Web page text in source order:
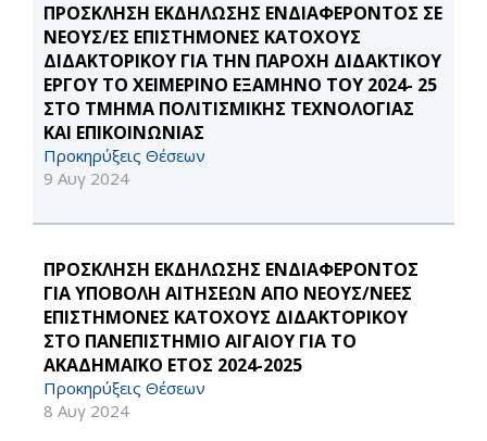
ΠΡΟΣΚΛΗΣΗ ΕΚΔΗΛΩΣΗΣ ΕΝΔΙΑΦΕΡΟΝΤΟΣ ΣΕ
ΝΕΟΥΣ/ΕΣ ΕΠΙΣΤΗΜΟΝΕΣ ΚΑΤΟΧΟΥΣ
ΔΙΔΑΚΤΟΡΙΚΟΥ ΓΙΑ ΤΗΝ ΠΑΡΟΧΗ ΔΙΔΑΚΤΙΚΟΥ
ΕΡΓΟΥ ΤΟ ΧΕΙΜΕΡΙΝΟ ΕΞΑΜΗΝΟ ΤΟΥ 2024- 25
ΣΤΟ ΤΜΗΜΑ ΠΟΛΙΤΙΣΜΙΚΗΣ ΤΕΧΝΟΛΟΓΙΑΣ
ΚΑΙ ΕΠΙΚΟΙΝΩΝΙΑΣ
Προκηρύξεις Θέσεων
9 Αυγ 2024
ΠΡΟΣΚΛΗΣΗ ΕΚΔΗΛΩΣΗΣ ΕΝΔΙΑΦΕΡΟΝΤΟΣ
ΓΙΑ ΥΠΟΒΟΛΗ ΑΙΤΗΣΕΩΝ ΑΠΟ ΝΕΟΥΣ/ΝΕΕΣ
ΕΠΙΣΤΗΜΟΝΕΣ ΚΑΤΟΧΟΥΣ ΔΙΔΑΚΤΟΡΙΚΟΥ
ΣΤΟ ΠΑΝΕΠΙΣΤΗΜΙΟ ΑΙΓΑΙΟΥ ΓΙΑ ΤΟ
ΑΚΑΔΗΜΑΪΚΟ ΕΤΟΣ 2024-2025
Προκηρύξεις Θέσεων
8 Αυγ 2024